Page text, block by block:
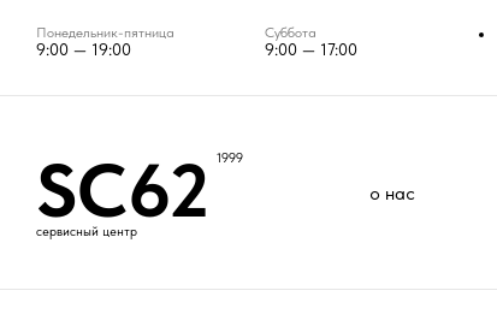
Понедельник-пятница
9:00 — 19:00
Суббота
9:00 — 17:00
о нас
SC62 1999
сервисный центр